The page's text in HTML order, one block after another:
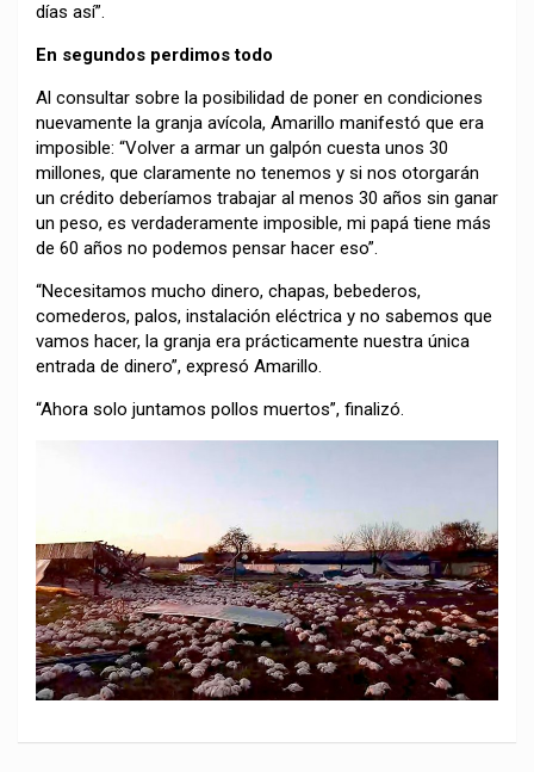
días así”.
En segundos perdimos todo
Al consultar sobre la posibilidad de poner en condiciones
nuevamente la granja avícola, Amarillo manifestó que era
imposible: “Volver a armar un galpón cuesta unos 30
millones, que claramente no tenemos y si nos otorgarán
un crédito deberíamos trabajar al menos 30 años sin ganar
un peso, es verdaderamente imposible, mi papá tiene más
de 60 años no podemos pensar hacer eso”.
“Necesitamos mucho dinero, chapas, bebederos,
comederos, palos, instalación eléctrica y no sabemos que
vamos hacer, la granja era prácticamente nuestra única
entrada de dinero”, expresó Amarillo.
“Ahora solo juntamos pollos muertos”, finalizó.